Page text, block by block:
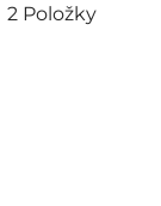
2 Položky